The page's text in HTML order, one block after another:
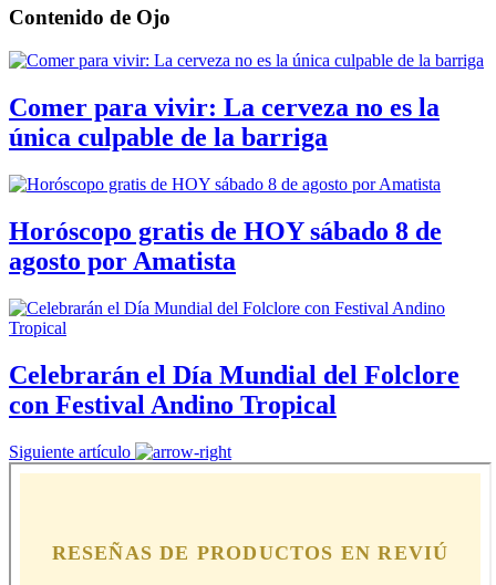
Contenido de Ojo
Comer para vivir: La cerveza no es la
única culpable de la barriga
Horóscopo gratis de HOY sábado 8 de
agosto por Amatista
Celebrarán el Día Mundial del Folclore
con Festival Andino Tropical
Siguiente artículo